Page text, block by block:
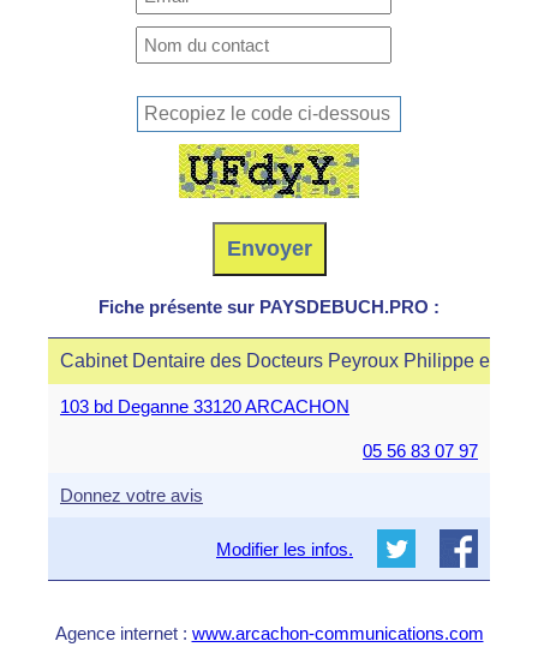
Fiche présente sur PAYSDEBUCH.PRO :
Cabinet Dentaire des Docteurs Peyroux Philippe et
103 bd Deganne 33120 ARCACHON
05 56 83 07 97
Donnez votre avis
Modifier les infos.
Agence internet : www.arcachon-communications.com